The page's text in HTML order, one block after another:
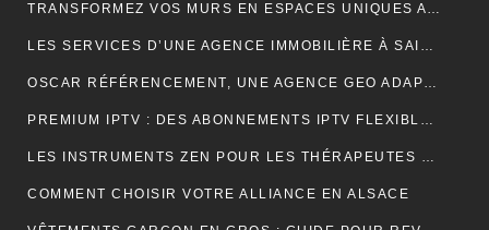
TRANSFORMEZ VOS MURS EN ESPACES UNIQUES AVEC UN STICKERS PERSONNALISÉ C-STICKERS
LES SERVICES D’UNE AGENCE IMMOBILIÈRE À SAINT-CYR-SUR-MER EXPLIQUÉS EN DÉTAIL
OSCAR RÉFÉRENCEMENT, UNE AGENCE GEO ADAPTÉE AUX MOTEURS GÉNÉRATIFS
PREMIUM IPTV : DES ABONNEMENTS IPTV FLEXIBLES, STABLES ET COMPLETS
LES INSTRUMENTS ZEN POUR LES THÉRAPEUTES ET PRATIQUANTS DE YOGA
COMMENT CHOISIR VOTRE ALLIANCE EN ALSACE